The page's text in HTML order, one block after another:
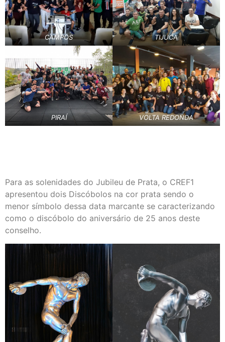
CAMPOS TIJUCA
PIRAÍ VOLTA REDONDA
Para as solenidades do Jubileu de Prata, o CREF1
apresentou dois Discóbolos na cor prata sendo o
menor símbolo dessa data marcante se caracterizando
como o discóbolo do aniversário de 25 anos deste
conselho.